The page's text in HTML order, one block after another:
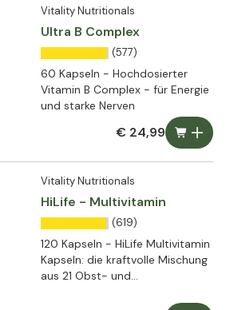
Vitality Nutritionals
Ultra B Complex
(577)
60 Kapseln - Hochdosierter
Vitamin B Complex - für Energie
und starke Nerven
€ 24,99
Vitality Nutritionals
HiLife - Multivitamin
(619)
120 Kapseln - HiLife Multivitamin
Kapseln: die kraftvolle Mischung
aus 21 Obst- und